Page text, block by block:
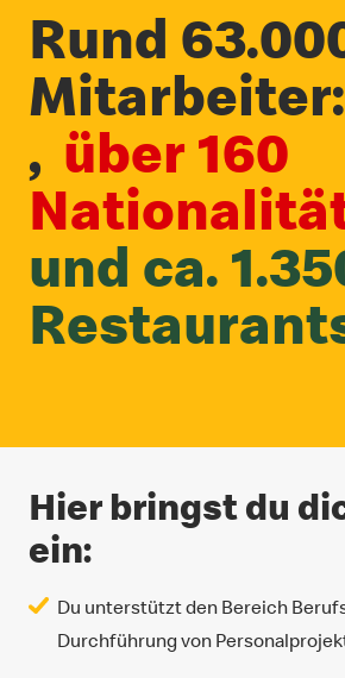
Rund
, über 160
und ca.
Hier bringst du
ein:
Du unterstützt den Bereich
Durchführung von